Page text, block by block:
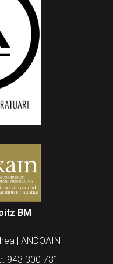
BM
| ANDOAIN
943 300 731